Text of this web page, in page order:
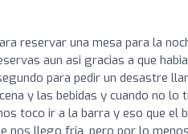
reservar una mesa para la
aun asi gracias a que habia
para pedir un desastre
y las bebidas y cuando no lo
toco ir a la barra y eso que el
nos llego fria, pero por lo